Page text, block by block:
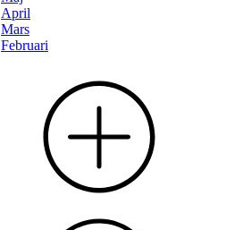
April
Mars
Februari